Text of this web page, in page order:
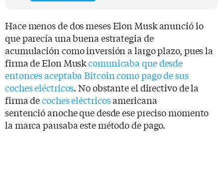
Hace menos de dos meses Elon Musk anunció lo
que parecía una buena estrategia de
acumulación como inversión a largo plazo, pues la
firma de Elon Muskcomunicaba que desde
entonces aceptaba Bitcoin como pago de sus
coches eléctricos. No obstante el directivo de la
firma decoches eléctricosamericana
sentenció anoche que desde ese preciso momento
la marca pausaba este método de pago.